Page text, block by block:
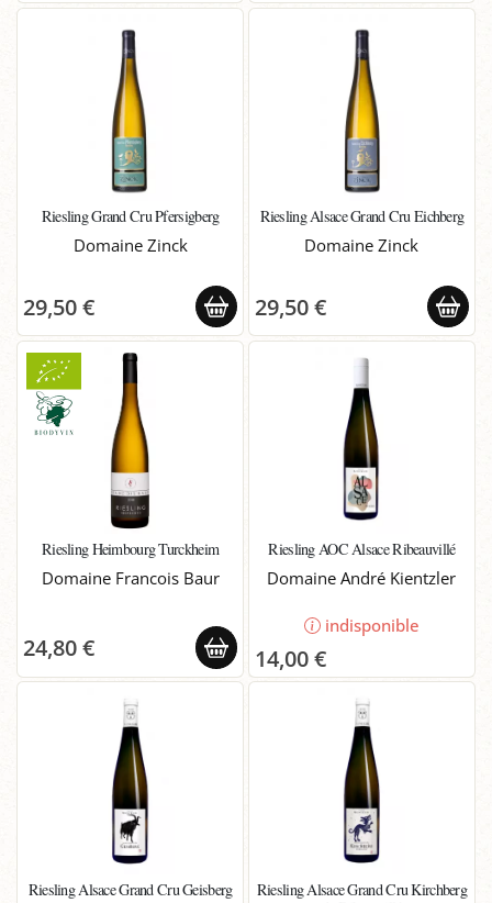
Riesling Grand Cru Pfersigberg
Domaine Zinck
29,50 €
Riesling Alsace Grand Cru Eichberg
Domaine Zinck
29,50 €
Riesling Heimbourg Turckheim
Domaine Francois Baur
24,80 €
Riesling AOC Alsace Ribeauvillé
Domaine André Kientzler
indisponible
14,00 €
Riesling Alsace Grand Cru Geisberg
Riesling Alsace Grand Cru Kirchberg